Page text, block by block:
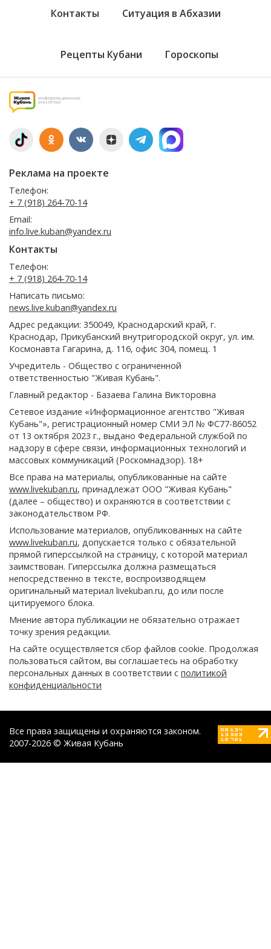
Контакты Ситуация в Абхазии
Рецепты Кубани Гороскопы
Реклама на проекте
Телефон:
+ 7 (918) 264-70-14
Email:
info.live.kuban@yandex.ru
Контакты
Телефон:
+ 7 (918) 264-70-14
Написать письмо:
news.live.kuban@yandex.ru
Адрес редакции: 350049, Краснодарский край, г.
Краснодар, Прикубанский внутригородской округ, ул. им.
Космонавта Гагарина, д. 116, офис 304, помещ. 1
Учредитель - Общество с ограниченной
ответственностью "Живая Кубань".
Главный редактор - Базаева Галина Викторовна
Сетевое издание «Информационное агентство "Живая
Кубань"», регистрационный номер СМИ ЭЛ № ФС77-86052
от 13 октября 2023 г., выдано Федеральной службой по
надзору в сфере связи, информационных технологий и
массовых коммуникаций (Роскомнадзор). 18+
Все права на материалы, опубликованные на сайте
www.livekuban.ru, принадлежат ООО "Живая Кубань"
(далее – общество) и охраняются в соответствии с
законодательством РФ.
Использование материалов, опубликованных на сайте
www.livekuban.ru, допускается только с обязательной
прямой гиперссылкой на страницу, с которой материал
заимствован. Гиперссылка должна размещаться
непосредственно в тексте, воспроизводящем
оригинальный материал livekuban.ru, до или после
цитируемого блока.
Мнение автора публикации не обязательно отражает
точку зрения редакции.
На сайте осуществляется сбор файлов cookie. Продолжая
пользоваться сайтом, вы соглашаетесь на обработку
персональных данных в соответствии с политикой
конфиденциальности
Все права защищены и охраняются законом.
2007-2026 © Живая Кубань